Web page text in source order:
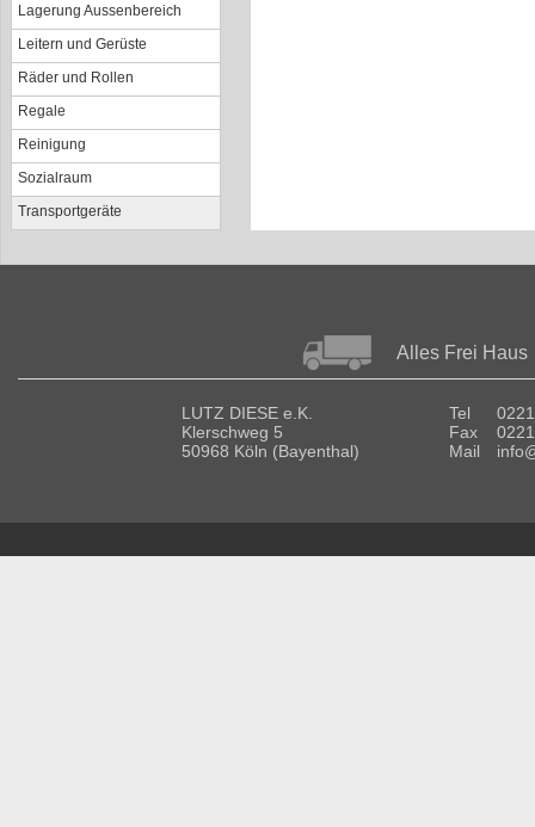
Lagerung Aussenbereich
Leitern und Gerüste
Räder und Rollen
Regale
Reinigung
Sozialraum
Transportgeräte
Alles Frei Haus
LUTZ DIESE e.K.
Klerschweg 5
50968 Köln (Bayenthal)
Tel
Fax
Mail